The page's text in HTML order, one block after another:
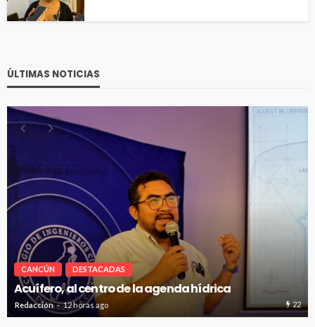
ÚLTIMAS NOTICIAS
22
CANCÚN DESTACADAS
Renuevan 250 módulos de basura en el bulevar
Kukulcán
Redacción 12 horas ago